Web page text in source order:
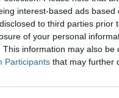
interest-based ads
to third parties
of your personal
This information may also
Participants that may further
munidos de receitas
Toseína em
a que aTVC
um fármaco utilizado